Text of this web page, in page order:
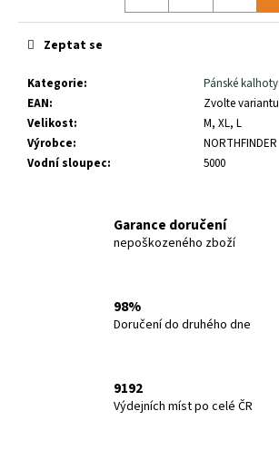
Kategorie:
Pánské kalhoty
EAN:
Zvolte variantu
Velikost:
M, XL, L
Výrobce:
NORTHFINDER
Vodní sloupec: 5000
Zeptat se
Garance doručení
nepoškozeného zboží
98%
Doručení do druhého dne
9192
Výdejních míst po celé ČR
Kč